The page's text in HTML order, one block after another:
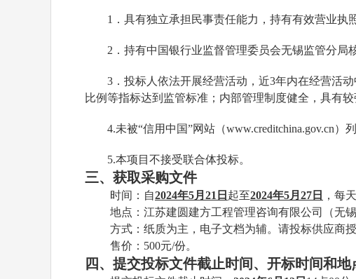
1 ．具有独立承担民事责任能力，持有有效营业
2 ．持有中国银行业监督管理委员会无锡监管分局
3 ．投标人依法开展经营活动，近3年内在经营活
比例等指标达到监管标准；内部管理制度健全，具有
4.未被“信用中国”网站（www.creditchina.gov.cn）
5.本项目不接受联合体投标。
三、获取采购文件
时间： 自2024年5月 21 日 起至2024年5月 27 日 ，每
地点： 江苏建圆建方工程管理咨询有限公司（无
方式：纸质为主，电子文档为辅。请投标供应商
售价： 500元/份。
四、提交投标文件截止时间、开标时间和地